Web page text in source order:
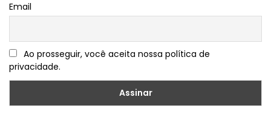
Email
Ao prosseguir, você aceita nossa política de
privacidade.